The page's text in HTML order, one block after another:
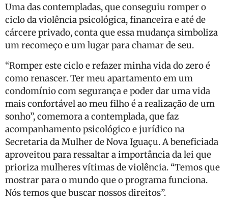
Uma das contempladas, que conseguiu romper o
ciclo da violência psicológica, financeira e até de
cárcere privado, conta que essa mudança simboliza
um recomeço e um lugar para chamar de seu.
“Romper este ciclo e refazer minha vida do zero é
como renascer. Ter meu apartamento em um
condomínio com segurança e poder dar uma vida
mais confortável ao meu filho é a realização de um
sonho”, comemora a contemplada, que faz
acompanhamento psicológico e jurídico na
Secretaria da Mulher de Nova Iguaçu. A beneficiada
aproveitou para ressaltar a importância da lei que
prioriza mulheres vítimas de violência. “Temos que
mostrar para o mundo que o programa funciona.
Nós temos que buscar nossos direitos”.